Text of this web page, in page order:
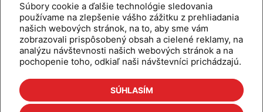
Súbory cookie a ďalšie technológie sledovania
používame na zlepšenie vášho zážitku z prehliadania
našich webových stránok, na to, aby sme vám
zobrazovali prispôsobený obsah a cielené reklamy, na
analýzu návštevnosti našich webových stránok a na
pochopenie toho, odkiaľ naši návštevníci prichádzajú.
SÚHLASÍM
Domov
Produkty
Aktuality
Odber šikovné tipy
Kalkulačky
Cenníky
Na stiahnutie
Referencie